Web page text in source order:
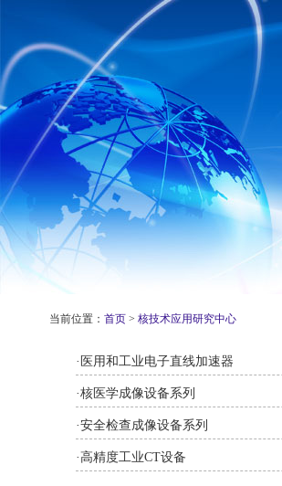
当前位置： 首页 > 核技术应用研究中心
· 医用和工业电子直线加速器
·核医学成像设备系列
·安全检查成像设备系列
·高精度工业CT设备